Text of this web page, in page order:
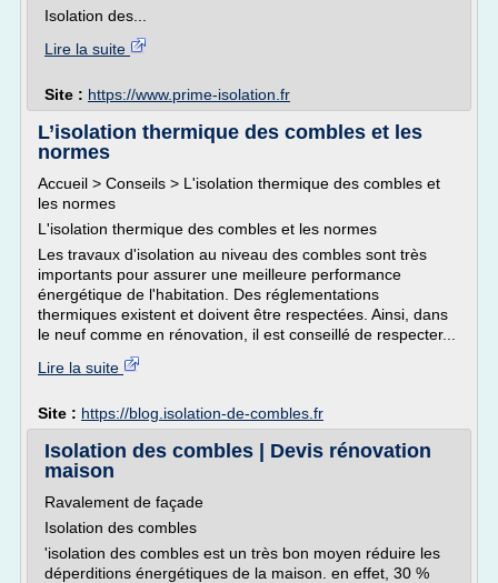
Isolation des...
Lire la suite
Site : https://www.prime-isolation.fr
L’isolation thermique des combles et les
normes
Accueil > Conseils > L'isolation thermique des combles et
les normes
L'isolation thermique des combles et les normes
Les travaux d'isolation au niveau des combles sont très
importants pour assurer une meilleure performance
énergétique de l'habitation. Des réglementations
thermiques existent et doivent être respectées. Ainsi, dans
le neuf comme en rénovation, il est conseillé de respecter...
Lire la suite
Site : https://blog.isolation-de-combles.fr
Isolation des combles | Devis rénovation
maison
Ravalement de façade
Isolation des combles
'isolation des combles est un très bon moyen réduire les
déperditions énergétiques de la maison. en effet, 30 %